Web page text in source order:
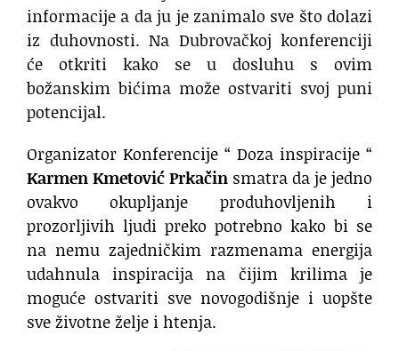
informacije a da ju je zanimalo sve što dolazi
iz duhovnosti. Na Dubrovačkoj konferenciji
će otkriti kako se u dosluhu s ovim
božanskim bićima može ostvariti svoj puni
potencijal.
Organizator Konferencije “ Doza inspiracije “
Karmen Kmetović Prkačin smatra da je jedno
ovakvo okupljanje produhovljenih i
prozorljivih ljudi preko potrebno kako bi se
na nemu zajedničkim razmenama energija
udahnula inspiracija na čijim krilima je
moguće ostvariti sve novogodišnje i uopšte
sve životne želje i htenja.